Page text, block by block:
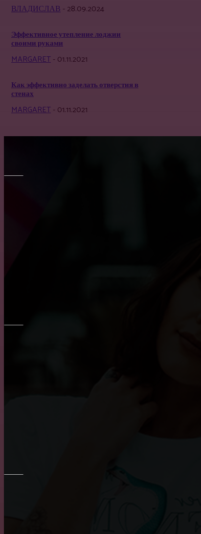
ВЛАДИСЛАВ- 28.09.2024
Эффективное утепление лоджии
своими руками
MARGARET- 01.11.2021
Как эффективно заделать отверстия в
стенах
MARGARET- 01.11.2021